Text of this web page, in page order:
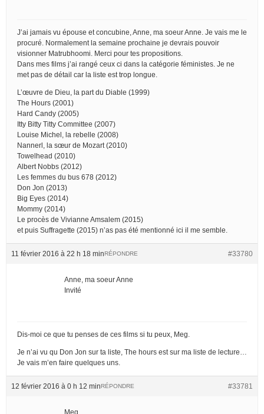
J’ai jamais vu épouse et concubine, Anne, ma soeur Anne. Je vais me le
procuré. Normalement la semaine prochaine je devrais pouvoir
visionner Matrubhoomi. Merci pour tes propositions.
Dans mes films j’ai rangé ceux ci dans la catégorie féministes. Je ne
met pas de détail car la liste est trop longue.
L’œuvre de Dieu, la part du Diable (1999)
The Hours (2001)
Hard Candy (2005)
Itty Bitty Titty Committee (2007)
Louise Michel, la rebelle (2008)
Nannerl, la sœur de Mozart (2010)
Towelhead (2010)
Albert Nobbs (2012)
Les femmes du bus 678 (2012)
Don Jon (2013)
Big Eyes (2014)
Mommy (2014)
Le procès de Vivianne Amsalem (2015)
et puis Suffragette (2015) n’as pas été mentionné ici il me semble.
11 février 2016 à 22 h 18 min #33780
RÉPONDRE
Anne, ma soeur Anne
Invité
Dis-moi ce que tu penses de ces films si tu peux, Meg.
Je n’ai vu qu Don Jon sur ta liste, The hours est sur ma liste de lecture…
Je vais m’en faire quelques uns.
12 février 2016 à 0 h 12 min #33781
RÉPONDRE
Meg